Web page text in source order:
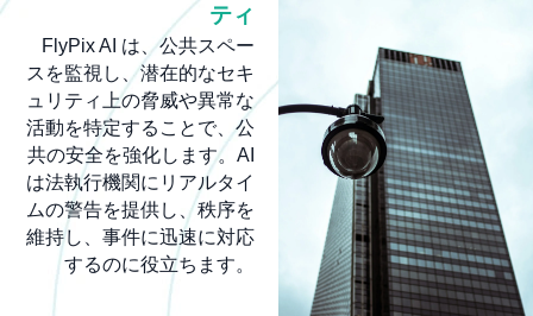
ティ
FlyPix AI は、公共スペー
スを監視し、潜在的なセキ
ュリティ上の脅威や異常な
活動を特定することで、公
共の安全を強化します。AI
は法執行機関にリアルタイ
ムの警告を提供し、秩序を
維持し、事件に迅速に対応
するのに役立ちます。